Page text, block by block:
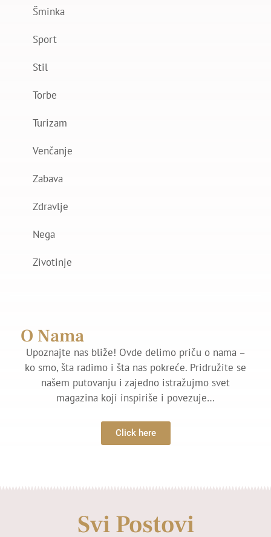
Šminka
Sport
Stil
Torbe
Turizam
Venčanje
Zabava
Zdravlje
Nega
Zivotinje
O Nama
Upoznajte nas bliže! Ovde delimo priču o nama –
ko smo, šta radimo i šta nas pokreće. Pridružite se
našem putovanju i zajedno istražujmo svet
magazina koji inspiriše i povezuje…
Click here
Svi Postovi